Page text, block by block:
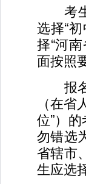
考生
选择“
择“河
面按照
报名
（在
位”）
勿错选
省辖市
生应选